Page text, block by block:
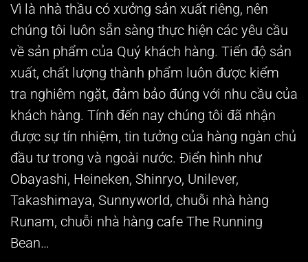
Vì là nhà thầu có xưởng sản xuất riêng, nên
chúng tôi luôn sẵn sàng thực hiện các yêu cầu
về sản phẩm của Quý khách hàng. Tiến độ sản
xuất, chất lượng thành phẩm luôn được kiểm
tra nghiêm ngặt, đảm bảo đúng với nhu cầu của
khách hàng. Tính đến nay chúng tôi đã nhận
được sự tín nhiệm, tin tưởng của hàng ngàn chủ
đầu tư trong và ngoài nước. Điển hình như
Obayashi, Heineken, Shinryo, Unilever,
Takashimaya, Sunnyworld, chuỗi nhà hàng
Runam, chuỗi nhà hàng cafe The Running
Bean…